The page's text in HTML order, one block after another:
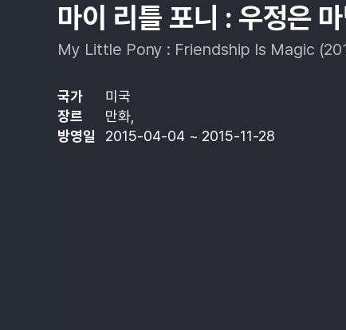
마이 리틀 포니 : 우정은
My Little Pony : Friendship Is Magic
국가
미국
장르
만화,
방영일
2015-04-04 ~ 2015-11-28